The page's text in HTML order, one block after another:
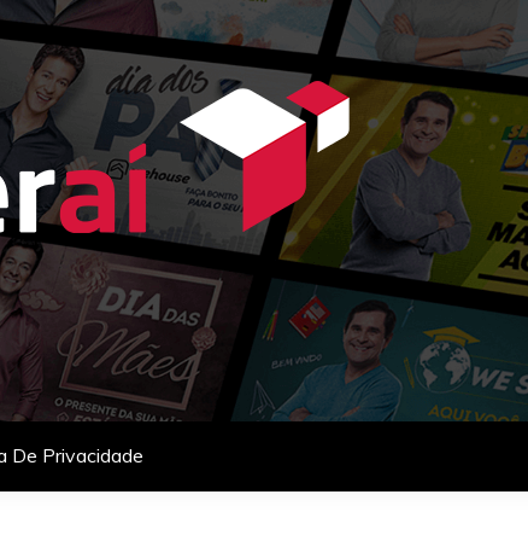
comercial para empresas que querem vender mais.
De Privacidade